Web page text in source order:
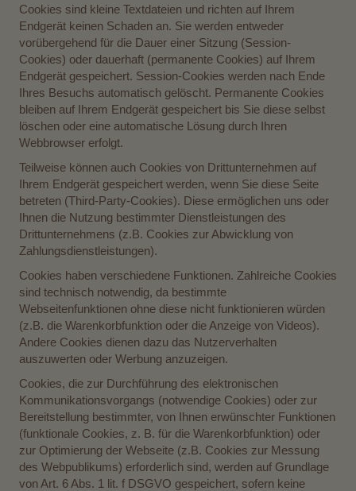
Cookies sind kleine Textdateien und richten auf Ihrem
Endgerät keinen Schaden an. Sie werden entweder
vorübergehend für die Dauer einer Sitzung (Session-
Cookies) oder dauerhaft (permanente Cookies) auf Ihrem
Endgerät gespeichert. Session-Cookies werden nach Ende
Ihres Besuchs automatisch gelöscht. Permanente Cookies
bleiben auf Ihrem Endgerät gespeichert bis Sie diese selbst
löschen oder eine automatische Lösung durch Ihren
Webbrowser erfolgt.
Teilweise können auch Cookies von Drittunternehmen auf
Ihrem Endgerät gespeichert werden, wenn Sie diese Seite
betreten (Third-Party-Cookies). Diese ermöglichen uns oder
Ihnen die Nutzung bestimmter Dienstleistungen des
Drittunternehmens (z.B. Cookies zur Abwicklung von
Zahlungsdienstleistungen).
Cookies haben verschiedene Funktionen. Zahlreiche Cookies
sind technisch notwendig, da bestimmte
Webseitenfunktionen ohne diese nicht funktionieren würden
(z.B. die Warenkorbfunktion oder die Anzeige von Videos).
Andere Cookies dienen dazu das Nutzerverhalten
auszuwerten oder Werbung anzuzeigen.
Cookies, die zur Durchführung des elektronischen
Kommunikationsvorgangs (notwendige Cookies) oder zur
Bereitstellung bestimmter, von Ihnen erwünschter Funktionen
(funktionale Cookies, z. B. für die Warenkorbfunktion) oder
zur Optimierung der Webseite (z.B. Cookies zur Messung
des Webpublikums) erforderlich sind, werden auf Grundlage
von Art. 6 Abs. 1 lit. f DSGVO gespeichert, sofern keine